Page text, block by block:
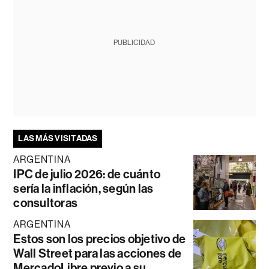
PUBLICIDAD
LAS MÁS VISITADAS
ARGENTINA
IPC de julio 2026: de cuánto
sería la inflación, según las
consultoras
ARGENTINA
Estos son los precios objetivo de
Wall Street para las acciones de